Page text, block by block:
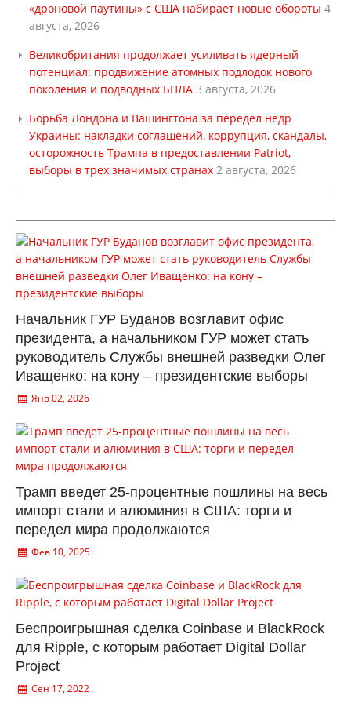
«дроновой паутины» с США набирает новые обороты 4
августа, 2026
Великобритания продолжает усиливать ядерный
потенциал: продвижение атомных подлодок нового
поколения и подводных БПЛА 3 августа, 2026
Борьба Лондона и Вашингтона за передел недр
Украины: накладки соглашений, коррупция, скандалы,
осторожность Трампа в предоставлении Patriot,
выборы в трех значимых странах 2 августа, 2026
Начальник ГУР Буданов возглавит офис
президента, а начальником ГУР может стать
руководитель Службы внешней разведки Олег
Иващенко: на кону – президентские выборы
Янв 02, 2026
Трамп введет 25-процентные пошлины на весь
импорт стали и алюминия в США: торги и
передел мира продолжаются
Фев 10, 2025
Беспроигрышная сделка Coinbase и BlackRock
для Ripple, с которым работает Digital Dollar
Project
Сен 17, 2022